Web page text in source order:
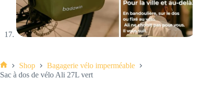
Accueil
Shop
Bagagerie vélo imperméable
Sac à dos de vélo Ali 27L vert